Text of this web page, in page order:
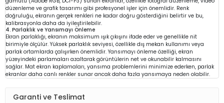
düzenleme ve grafik tasarımı gibi profesyonel işler için önemlidir. Renk
doğruluğu, ekranın gerçek renkleri ne kadar doğru gösterdiğini belirtir ve bu,
kalibrasyonla daha da iyileştirilebilir.
4. Parlaklık ve Yansımayı Önleme
Ekran parlaklığı, ekranın maksimum ışık çıkışını ifade eder ve genellikle nit
birimiyle ölçülür. Yüksek parlaklık seviyesi, özellikle dış mekan kullanımı veya
parlak ortamlarda çalışırken önemlidir. Yansımayı önleme özelliği, ekran
yüzeyindeki parlamaları azaltarak görüntülerin net ve okunabilir kalmasını
sağlar. Mat ekran kaplamaları, yansıma problemlerini minimize ederken, parlak
ekranlar daha canlı renkler sunar ancak daha fazla yansımaya neden olabilir.
Garanti ve Teslimat